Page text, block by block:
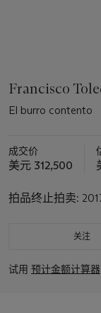
Francisco
El burro contento
成交价
美元 312,500
拍品终止拍卖:
关注
试用 预计金额计算器